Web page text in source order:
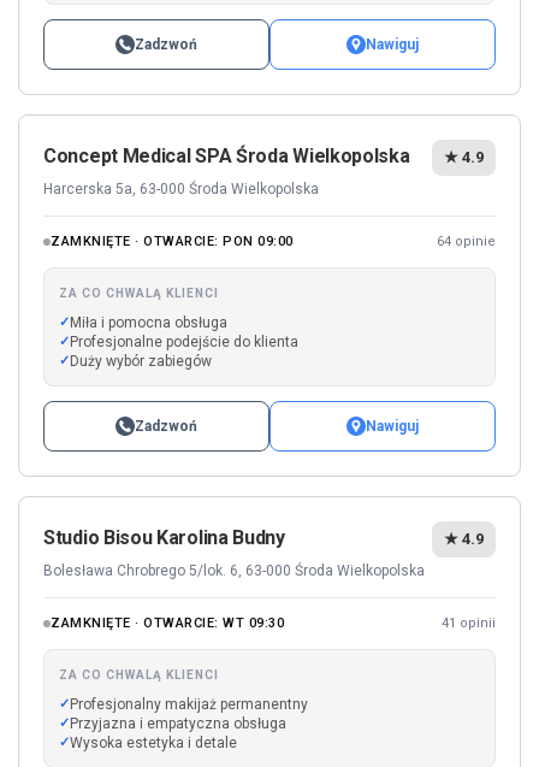
Zadzwoń Nawiguj
Concept Medical SPA Środa Wielkopolska
Harcerska 5a, 63-000 Środa Wielkopolska
★ 4.9
ZAMKNIĘTE · OTWARCIE: PON 09:00 64 opinie
ZA CO CHWALĄ KLIENCI
Miła i pomocna obsługa
Profesjonalne podejście do klienta
Duży wybór zabiegów
Zadzwoń Nawiguj
Studio Bisou Karolina Budny
Bolesława Chrobrego 5/lok. 6, 63-000 Środa Wielkopolska
★ 4.9
ZAMKNIĘTE · OTWARCIE: WT 09:30 41 opinii
ZA CO CHWALĄ KLIENCI
Profesjonalny makijaż permanentny
Przyjazna i empatyczna obsługa
Wysoka estetyka i detale